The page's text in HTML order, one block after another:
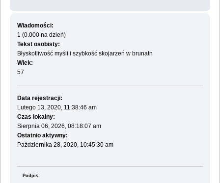
Wiadomości:
1 (0.000 na dzień)
Tekst osobisty:
Błyskotliwość myśli i szybkość skojarzeń w brunatn
Wiek:
57
Data rejestracji:
Lutego 13, 2020, 11:38:46 am
Czas lokalny:
Sierpnia 06, 2026, 08:18:07 am
Ostatnio aktywny:
Października 28, 2020, 10:45:30 am
Podpis: